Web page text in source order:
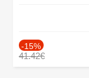
-15%
41.42€